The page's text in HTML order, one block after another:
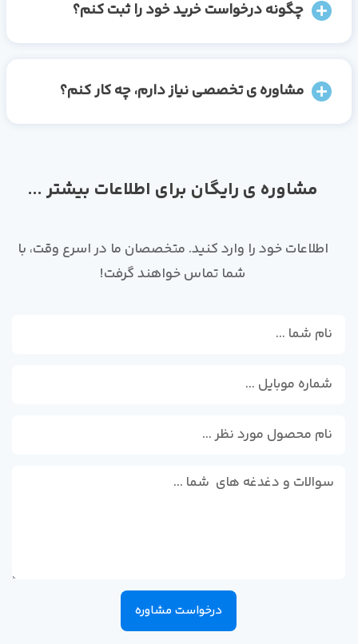
چگونه درخواست خرید خود را ثبت کنم؟
مشاوره ی تخصصی نیاز دارم، چه کار کنم؟
مشاوره ی رایگان برای اطلاعات بیشتر ...
اطلاعات خود را وارد کنید. متخصصان ما در اسرع وقت، با
شما تماس خواهند گرفت!
درخواست مشاوره